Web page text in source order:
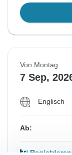
Von Montag
7 Sep,
Englisch
Ab:
Registrieren